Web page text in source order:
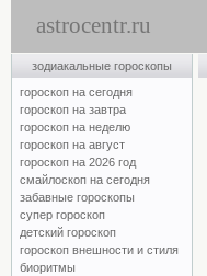
astrocentr.ru
зодиакальные гороскопы
гороскоп на сегодня
гороскоп на завтра
гороскоп на неделю
гороскоп на август
гороскоп на 2026 год
смайлоскоп на сегодня
забавные гороскопы
супер гороскоп
детский гороскоп
гороскоп внешности и стиля
биоритмы